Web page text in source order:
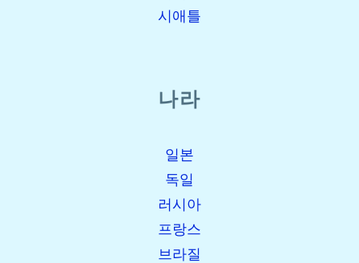
시애틀
나라
일본
독일
러시아
프랑스
브라질